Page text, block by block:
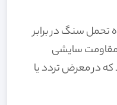
تحمل سنگ در برابر
مقاومت سایشی
در معرض تردد یا